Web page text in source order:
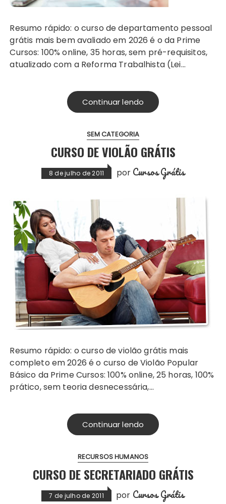
Resumo rápido: o curso de departamento pessoal
grátis mais bem avaliado em 2026 é o da Prime
Cursos: 100% online, 35 horas, sem pré-requisitos,
atualizado com a Reforma Trabalhista (Lei…
Continuar lendo
SEM CATEGORIA
CURSO DE VIOLÃO GRÁTIS
8 de julho de 2011 por Cursos Grátis
Resumo rápido: o curso de violão grátis mais
completo em 2026 é o curso de Violão Popular
Básico da Prime Cursos: 100% online, 25 horas, 100%
prático, sem teoria desnecessária,…
Continuar lendo
RECURSOS HUMANOS
CURSO DE SECRETARIADO GRÁTIS
7 de julho de 2011 por Cursos Grátis